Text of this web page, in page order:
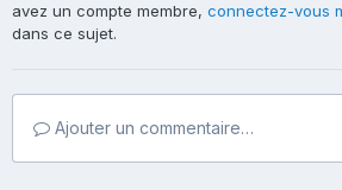
avez un compte membre, connectez-vous
dans ce sujet.
Ajouter un commentaire…